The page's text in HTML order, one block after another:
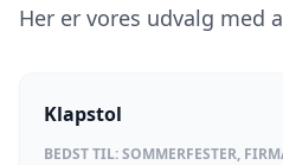
Her er vores udvalg med
Klapstol
BEDST TIL:SOMMERFESTER,